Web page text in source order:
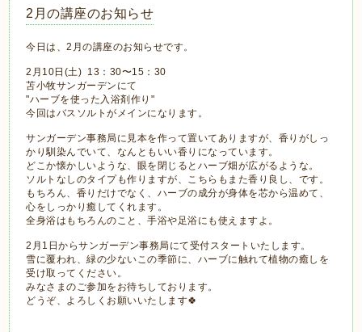
2月の講座のお知らせ
今日は、2月の講座のお知らせです。
2月10日(土) 13：30〜15：30
苫小牧サンガーデンにて
"ハーブを使った入浴剤作り"
今回はバスソルトがメインになります。
サンガーデン事務局に見本を作って置いてありますが、香りがしっ
かり馴染んでいて、なんともいい香りになっています。
どこか懐かしいような、眼を閉じるとハーブ畑が広がるような。
ソルトなしのタイプも作りますが、こちらもまた香り良し、です。
もちろん、香りだけでなく、ハーブの成分が身体を芯から温めて、
心をしっかり癒してくれます。
全身浴はもちろんのこと、手浴や足浴にも使えますよ。
2月1日からサンガーデン事務局にて受付スタートいたします。
雪に覆われ、緑の少ないこの季節に、ハーブに触れて植物の癒しを
受け取ってください。
みなさまのご参加をお待ちしております。
どうぞ、よろしくお願いいたします🍀